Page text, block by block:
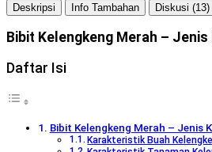
Deskripsi Info Tambahan Diskusi (13)
Bibit Kelengkeng Merah –
Daftar Isi
Bibit Kelengkeng Merah – Jenis
Karakteristik Buah